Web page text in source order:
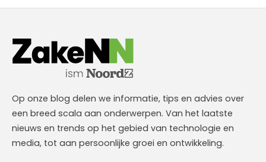
Op onze blog delen we informatie, tips en advies over
een breed scala aan onderwerpen. Van het laatste
nieuws en trends op het gebied van technologie en
media, tot aan persoonlijke groei en ontwikkeling.